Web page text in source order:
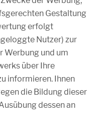
Gestaltung
erfolgt
Nutzer) zur
Werbung und um
über Ihre
informieren. Ihnen
die Bildung dieser
dessen an